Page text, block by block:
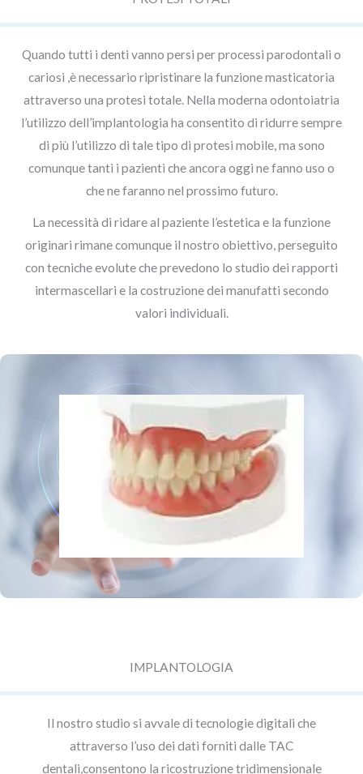
Quando tutti i denti vanno persi per processi parodontali o
cariosi ,è necessario ripristinare la funzione masticatoria
attraverso una protesi totale. Nella moderna odontoiatria
l’utilizzo dell’implantologia ha consentito di ridurre sempre
di più l’utilizzo di tale tipo di protesi mobile, ma sono
comunque tanti i pazienti che ancora oggi ne fanno uso o
che ne faranno nel prossimo futuro.
La necessità di ridare al paziente l’estetica e la funzione
originari rimane comunque il nostro obiettivo, perseguito
con tecniche evolute che prevedono lo studio dei rapporti
intermascellari e la costruzione dei manufatti secondo
valori individuali.
IMPLANTOLOGIA
Il nostro studio si avvale di tecnologie digitali che
attraverso l’uso dei dati forniti dalle TAC
dentali,consentono la ricostruzione tridimensionale